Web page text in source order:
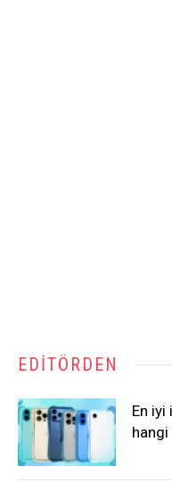
EDITÖRDEN
En iyi
hangi